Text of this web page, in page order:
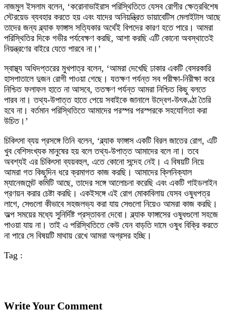
নাজমুল ইসলাম বলেন, ‘করোনাভাইরাস পরিস্থিতিতে যেসব রোগীর ক্ষেত্রবিশেষ
স্টেরয়েড ব্যবহার করতে হয় এবং যাদের অনিয়ন্ত্রিত ডায়াবেটিস মেলাইটাস আছে
তাদের জন্য ব্ল্যাক ফাঙ্গাস সত্যিকার অর্থেই বিপদের কারণ হতে পারে। আমরা
পরিস্থিতির দিকে গভীর পর্যবেক্ষণ করছি, আশা করছি এটি কোনো অবস্থাতেই
নিয়ন্ত্রণের বাইরে যেতে পারবে না।’
স্বাস্থ্য অধিদপ্তরের মুখপাত্র বলেন, ‘আমরা দেখেছি ঢাকার একটি বেসরকারি
হাসপাতালে দুজন রোগী পাওয়া গেছে। যতক্ষণ পর্যন্ত সব পরীক্ষা-নিরীক্ষা করে
নিশ্চিত ফলাফল হাতে না আসবে, ততক্ষণ পর্যন্ত আমরা নিশ্চিত কিছু বলতে
পারব না। তথ্য-উপাত্ত হাতে পেয়ে সবাইকে জানালে উদ্বেগ-উৎকণ্ঠা তৈরি
হবে না। বর্তমান পরিস্থিতিতে আমাদের পরস্পর পরস্পরকে সহযোগিতা করা
উচিত।’
চিকিৎসা ব্যয় প্রসঙ্গে তিনি বলেন, ‘ব্ল্যাক ফাঙ্গাস একটি বিরল জাতের রোগ, এটি
খুব বেশিসংখ্যক মানুষের হয় বলে তথ্য-উপাত্ত আমাদের বলে না। তবে
অবশ্যই এর চিকিৎসা ব্যয়বহুল, এতে কোনো সন্দেহ নেই। এ বিষয়টি নিয়ে
আমরা গত কিছুদিন ধরে ক্রমাগত কাজ করছি। আমাদের ক্লিনিক্যাল
ম্যানেজমেন্ট কমিটি আছে, তাদের সঙ্গে আলোচনা করেছি এবং একটি গাইডলাইন
প্রণয়ন করার চেষ্টা করছি। একইসঙ্গে এই রোগ মোকাবিলায় যেসব ওষুধপত্র
লাগে, সেগুলো কীভাবে সহজলভ্য করা যায় সেগুলো নিয়েও আমরা কাজ করছি।
অল্প সময়ের মধ্যে সুনির্দিষ্ট প্রস্তাবনা দেবো। ব্ল্যাক ফাঙ্গাসের ওষুধগুলো সহজে
পাওয়া যায় না। তাই এ পরিস্থিতিতে কেউ যেন বাড়তি দামে ওষুধ বিক্রি করতে
না পারে সে বিষয়টি মাথায় রেখে আমরা অগ্রসর হচ্ছি।
Tag :
Write Your Comment